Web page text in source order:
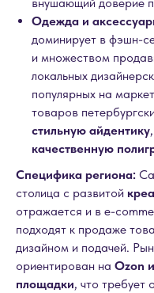
Одежда и
доминирует в фэшн-
и множеством
локальных
популярных на
товаров
стильную айдентику
качественную
Специфика региона:
столица с развитой
отражается и в e-
подходят к продаже
дизайном и подачей.
ориентирован на Ozon
площадки, что требует